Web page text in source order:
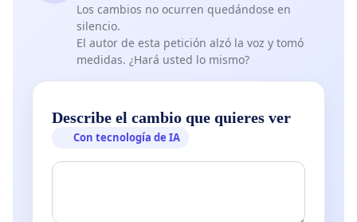
Los cambios no ocurren quedándose en
silencio.
El autor de esta petición alzó la voz y tomó
medidas. ¿Hará usted lo mismo?
Describe el cambio que quieres ver
Con tecnología de IA